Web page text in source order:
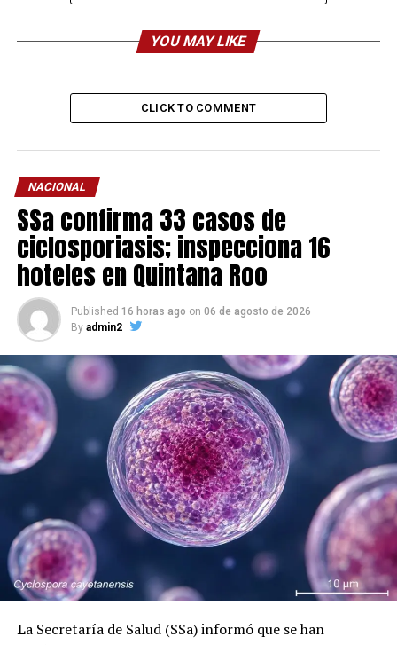
YOU MAY LIKE
CLICK TO COMMENT
NACIONAL
SSa confirma 33 casos de
ciclosporiasis; inspecciona 16
hoteles en Quintana Roo
Published 16 horas ago on 06 de agosto de 2026
By admin2
La Secretaría de Salud (SSa) informó que se han